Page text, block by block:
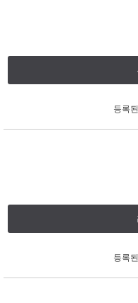
등록
등록